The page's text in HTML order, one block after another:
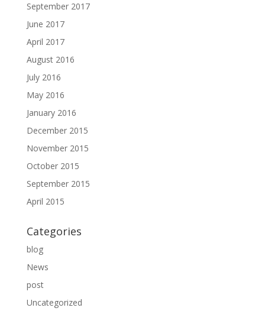
September 2017
June 2017
April 2017
August 2016
July 2016
May 2016
January 2016
December 2015
November 2015
October 2015
September 2015
April 2015
Categories
blog
News
post
Uncategorized